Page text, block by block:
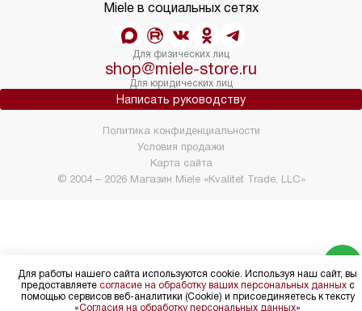
Miele в социальных сетях
Для физических лиц
shop@miele-store.ru
Для юридических лиц
Написать руководству
© 2004 – 2026 Магазин Miele «Kvalitet Trade, LLC»
Политика конфиденциальности
Условия продажи
Карта сайта
Для работы нашего сайта используются cookie. Используя наш сайт, вы
предоставляете согласие на обработку ваших персональных данныхс
помощью сервисов веб-аналитики (Cookie) и присоединяетесь к тексту
«Согласия на обработку персональных данных»